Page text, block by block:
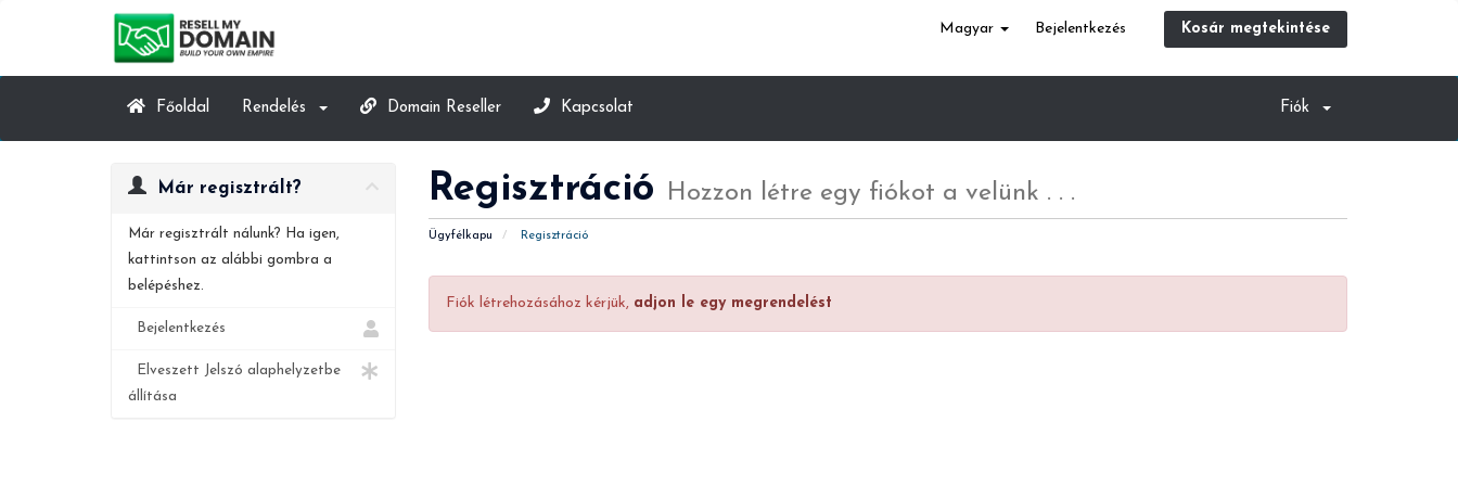
Magyar Bejelentkezés Kosár megtekintése
Főoldal Rendelés Domain Reseller Kapcsolat Fiók
Regisztráció Hozzon létre egy fiókot a velünk . . .
Ügyfélkapu Regisztráció
Már regisztrált?
Már regisztrált nálunk? Ha igen,
kattintson az alábbi gombra a
belépéshez.
Bejelentkezés
Elveszett Jelszó alaphelyzetbe
állítása
Fiók létrehozásához kérjük, adjon le egy megrendelést